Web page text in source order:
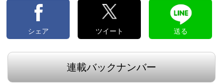
シェア ツイート 送る
連載バックナンバー